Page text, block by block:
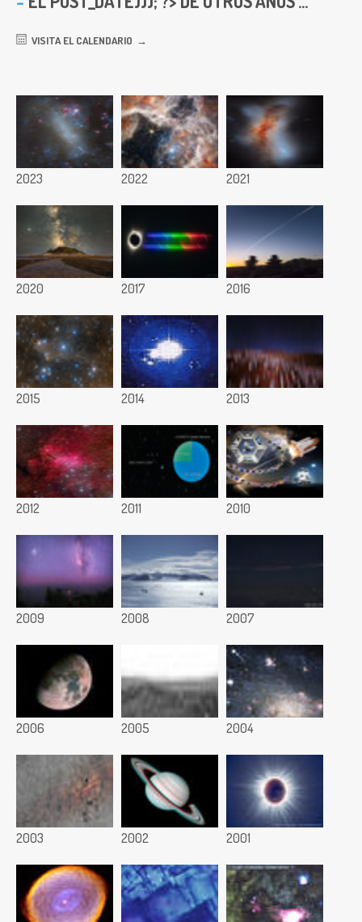
VISITA EL CALENDARIO
2023 2022 2021
2020 2017 2016
2015 2014 2013
2012 2011 2010
2009 2008 2007
2006 2005 2004
2003 2002 2001